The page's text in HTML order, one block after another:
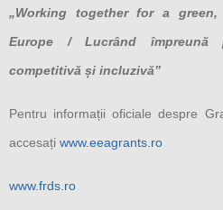
„Working together for a
Europe / Lucrând împreună
competitivă și incluzivă”
Pentru informații oficiale despre
accesați www.eeagrants.ro
www.frds.ro